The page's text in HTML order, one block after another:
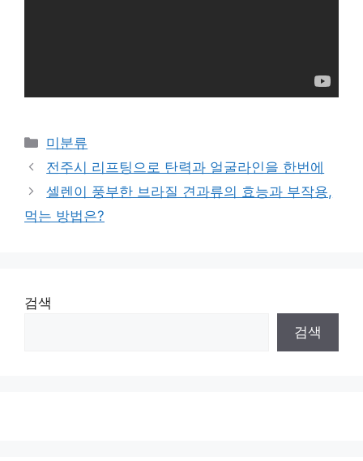
Categories
미분류
전주시 리프팅으로 탄력과 얼굴라인을 한번에
셀렌이 풍부한 브라질 견과류의 효능과 부작용,
먹는 방법은?
검색
검색